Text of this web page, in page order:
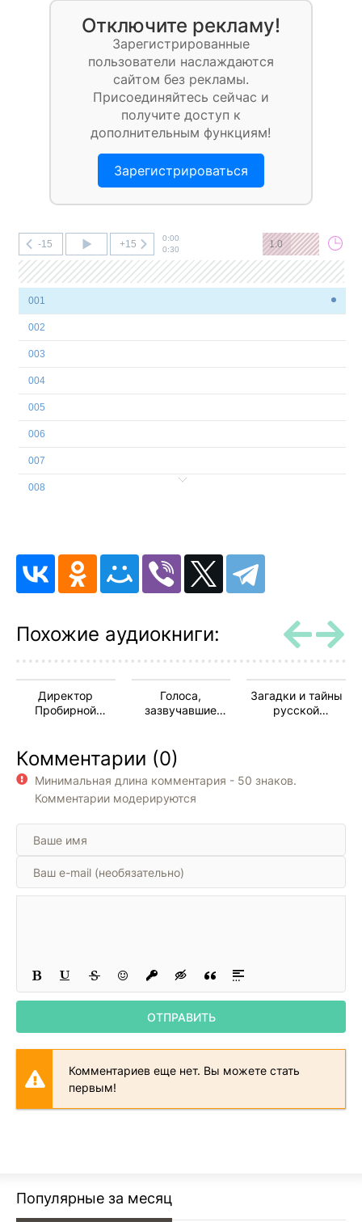
Отключите рекламу!
Зарегистрированные
пользователи наслаждаются
сайтом без рекламы.
Присоединяйтесь сейчас и
получите доступ к
дополнительным функциям!
Зарегистрироваться
-15 +15
0:00
0:30
1.0
001
002
003
004
005
006
007
008
011
012
016
018
019
021
023
027
029
030
035
Похожие аудиокниги:
Директор
Пробирной
Голоса,
зазвучавшие
Загадки и тайны
русской
Комментарии (0)
Минимальная длина комментария - 50 знаков.
Комментарии модерируются
ОТПРАВИТЬ
Комментариев еще нет. Вы можете стать
первым!
Популярные за месяц